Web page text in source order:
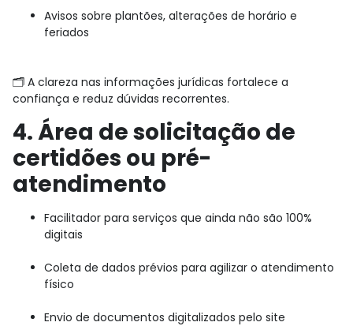
Avisos sobre plantões, alterações de horário e
feriados
🗂️ A clareza nas informações jurídicas fortalece a
confiança e reduz dúvidas recorrentes.
4. Área de solicitação de
certidões ou pré-
atendimento
Facilitador para serviços que ainda não são 100%
digitais
Coleta de dados prévios para agilizar o atendimento
físico
Envio de documentos digitalizados pelo site